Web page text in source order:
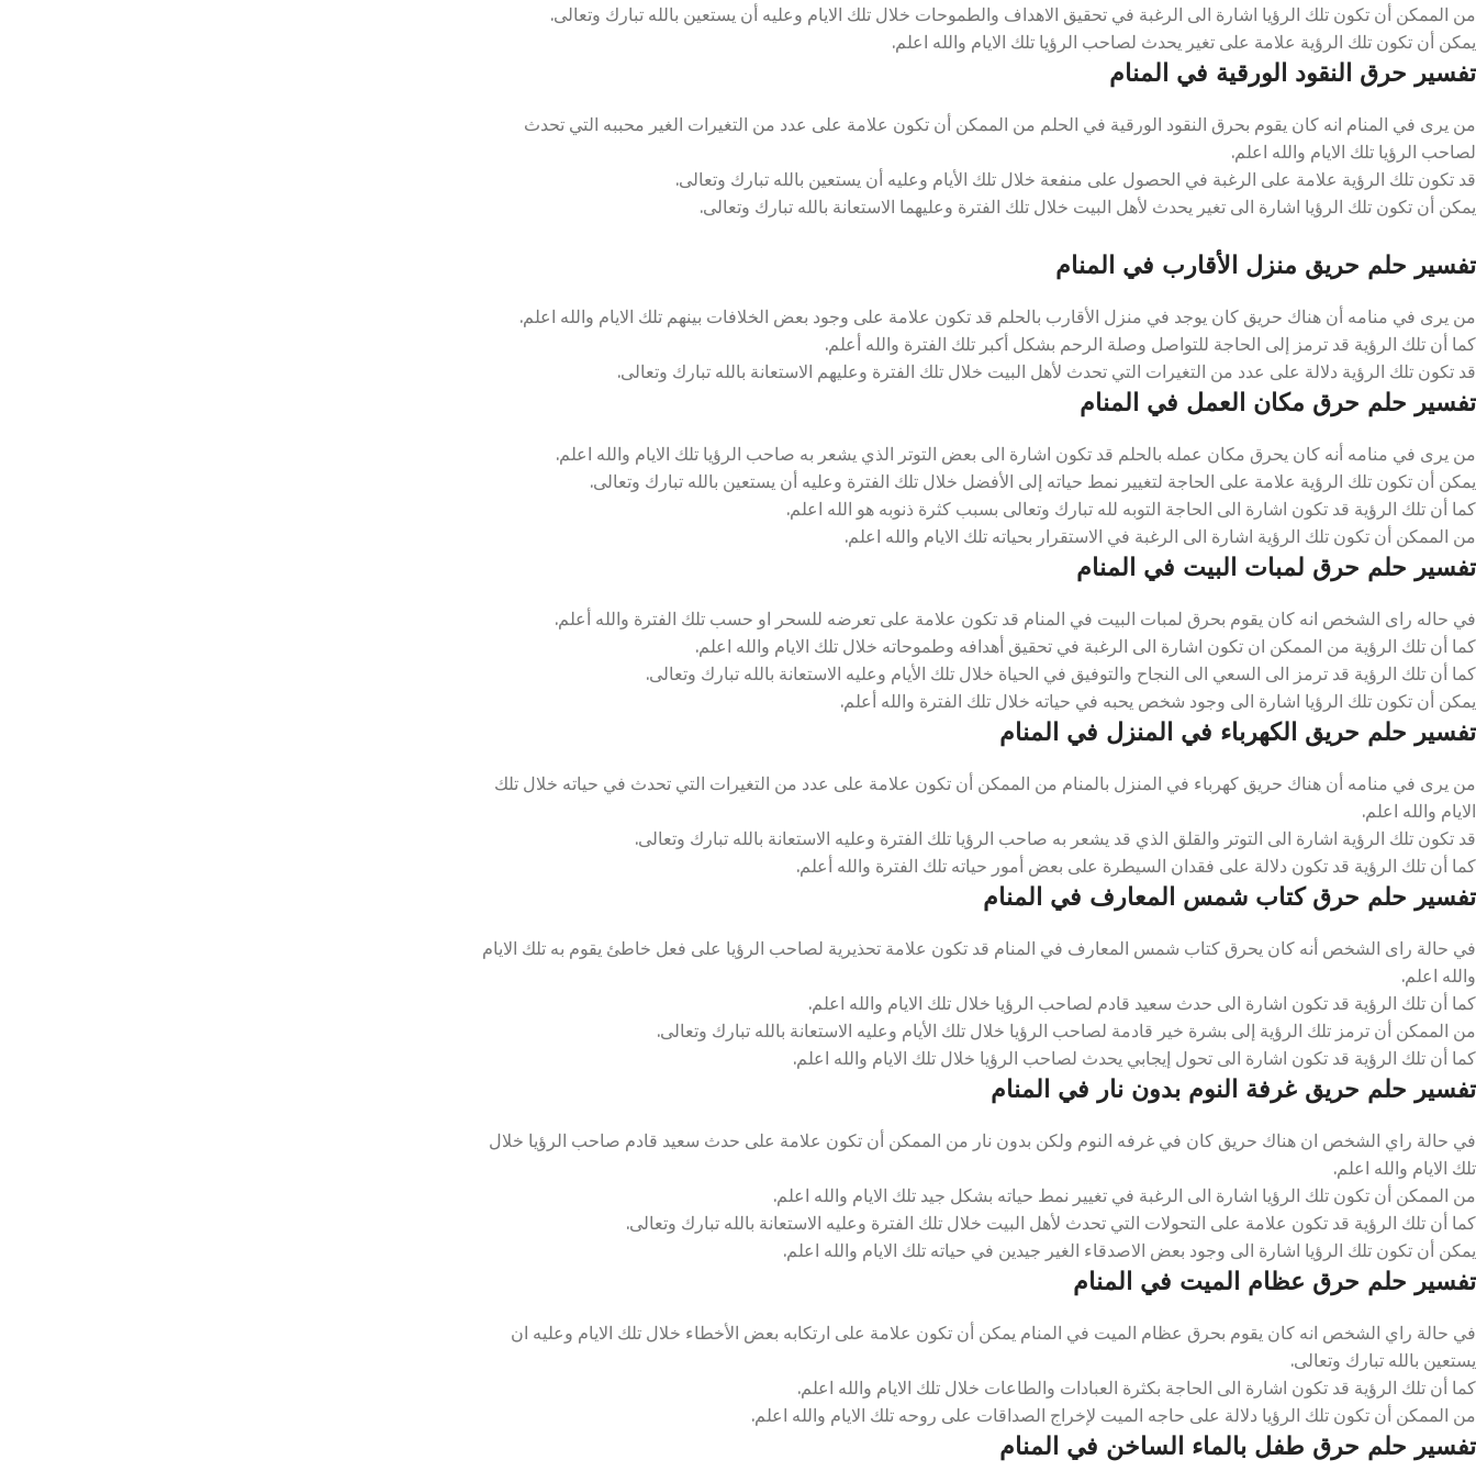
من الممكن أن تكون تلك الرؤيا اشارة الى الرغبة في تحقيق الاهداف والطموحات خلال تلك الايام وعليه أن يستعين بالله تبارك وتعالى.
يمكن أن تكون تلك الرؤية علامة على تغير يحدث لصاحب الرؤيا تلك الايام والله اعلم.
تفسير حرق النقود الورقية في المنام
من يرى في المنام انه كان يقوم بحرق النقود الورقية في الحلم من الممكن أن تكون علامة على عدد من التغيرات الغير محببه التي تحدث
لصاحب الرؤيا تلك الايام والله اعلم.
قد تكون تلك الرؤية علامة على الرغبة في الحصول على منفعة خلال تلك الأيام وعليه أن يستعين بالله تبارك وتعالى.
يمكن أن تكون تلك الرؤيا اشارة الى تغير يحدث لأهل البيت خلال تلك الفترة وعليهما الاستعانة بالله تبارك وتعالى.
تفسير حلم حريق منزل الأقارب في المنام
من يرى في منامه أن هناك حريق كان يوجد في منزل الأقارب بالحلم قد تكون علامة على وجود بعض الخلافات بينهم تلك الايام والله اعلم.
كما أن تلك الرؤية قد ترمز إلى الحاجة للتواصل وصلة الرحم بشكل أكبر تلك الفترة والله أعلم.
قد تكون تلك الرؤية دلالة على عدد من التغيرات التي تحدث لأهل البيت خلال تلك الفترة وعليهم الاستعانة بالله تبارك وتعالى.
تفسير حلم حرق مكان العمل في المنام
من يرى في منامه أنه كان يحرق مكان عمله بالحلم قد تكون اشارة الى بعض التوتر الذي يشعر به صاحب الرؤيا تلك الايام والله اعلم.
يمكن أن تكون تلك الرؤية علامة على الحاجة لتغيير نمط حياته إلى الأفضل خلال تلك الفترة وعليه أن يستعين بالله تبارك وتعالى.
كما أن تلك الرؤية قد تكون اشارة الى الحاجة التوبه لله تبارك وتعالى بسبب كثرة ذنوبه هو الله اعلم.
من الممكن أن تكون تلك الرؤية اشارة الى الرغبة في الاستقرار بحياته تلك الايام والله اعلم.
تفسير حلم حرق لمبات البيت في المنام
في حاله راى الشخص انه كان يقوم بحرق لمبات البيت في المنام قد تكون علامة على تعرضه للسحر او حسب تلك الفترة والله أعلم.
كما أن تلك الرؤية من الممكن ان تكون اشارة الى الرغبة في تحقيق أهدافه وطموحاته خلال تلك الايام والله اعلم.
كما أن تلك الرؤية قد ترمز الى السعي الى النجاح والتوفيق في الحياة خلال تلك الأيام وعليه الاستعانة بالله تبارك وتعالى.
يمكن أن تكون تلك الرؤيا اشارة الى وجود شخص يحبه في حياته خلال تلك الفترة والله أعلم.
تفسير حلم حريق الكهرباء في المنزل في المنام
من يرى في منامه أن هناك حريق كهرباء في المنزل بالمنام من الممكن أن تكون علامة على عدد من التغيرات التي تحدث في حياته خلال تلك
الايام والله اعلم.
قد تكون تلك الرؤية اشارة الى التوتر والقلق الذي قد يشعر به صاحب الرؤيا تلك الفترة وعليه الاستعانة بالله تبارك وتعالى.
كما أن تلك الرؤية قد تكون دلالة على فقدان السيطرة على بعض أمور حياته تلك الفترة والله أعلم.
تفسير حلم حرق كتاب شمس المعارف في المنام
في حالة راى الشخص أنه كان يحرق كتاب شمس المعارف في المنام قد تكون علامة تحذيرية لصاحب الرؤيا على فعل خاطئ يقوم به تلك الايام
والله اعلم.
كما أن تلك الرؤية قد تكون اشارة الى حدث سعيد قادم لصاحب الرؤيا خلال تلك الايام والله اعلم.
من الممكن أن ترمز تلك الرؤية إلى بشرة خير قادمة لصاحب الرؤيا خلال تلك الأيام وعليه الاستعانة بالله تبارك وتعالى.
كما أن تلك الرؤية قد تكون اشارة الى تحول إيجابي يحدث لصاحب الرؤيا خلال تلك الايام والله اعلم.
تفسير حلم حريق غرفة النوم بدون نار في المنام
في حالة راي الشخص ان هناك حريق كان في غرفه النوم ولكن بدون نار من الممكن أن تكون علامة على حدث سعيد قادم صاحب الرؤيا خلال
تلك الايام والله اعلم.
من الممكن أن تكون تلك الرؤيا اشارة الى الرغبة في تغيير نمط حياته بشكل جيد تلك الايام والله اعلم.
كما أن تلك الرؤية قد تكون علامة على التحولات التي تحدث لأهل البيت خلال تلك الفترة وعليه الاستعانة بالله تبارك وتعالى.
يمكن أن تكون تلك الرؤيا اشارة الى وجود بعض الاصدقاء الغير جيدين في حياته تلك الايام والله اعلم.
تفسير حلم حرق عظام الميت في المنام
في حالة راي الشخص انه كان يقوم بحرق عظام الميت في المنام يمكن أن تكون علامة على ارتكابه بعض الأخطاء خلال تلك الايام وعليه ان
يستعين بالله تبارك وتعالى.
كما أن تلك الرؤية قد تكون اشارة الى الحاجة بكثرة العبادات والطاعات خلال تلك الايام والله اعلم.
من الممكن أن تكون تلك الرؤيا دلالة على حاجه الميت لإخراج الصداقات على روحه تلك الايام والله اعلم.
تفسير حلم حرق طفل بالماء الساخن في المنام